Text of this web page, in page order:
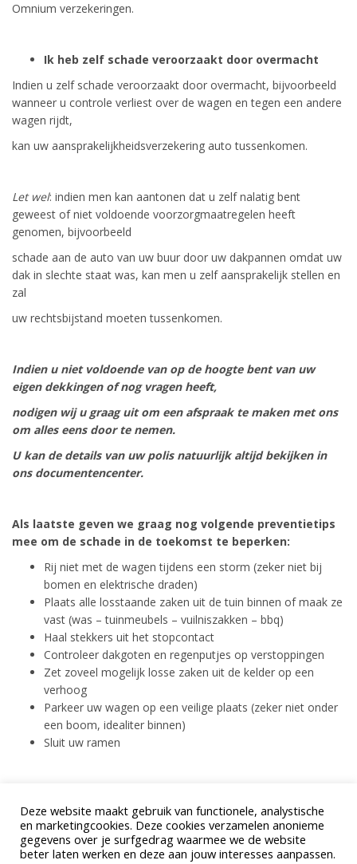
Omnium verzekeringen.
Ik heb zelf schade veroorzaakt door overmacht
Indien u zelf schade veroorzaakt door overmacht, bijvoorbeeld
wanneer u controle verliest over de wagen en tegen een andere
wagen rijdt,
kan uw aansprakelijkheidsverzekering auto tussenkomen.
Let wel: indien men kan aantonen dat u zelf nalatig bent
geweest of niet voldoende voorzorgmaatregelen heeft
genomen, bijvoorbeeld
schade aan de auto van uw buur door uw dakpannen omdat uw
dak in slechte staat was, kan men u zelf aansprakelijk stellen en
zal
uw rechtsbijstand moeten tussenkomen.
Indien u niet voldoende van op de hoogte bent van uw
eigen dekkingen of nog vragen heeft,
nodigen wij u graag uit om een afspraak te maken met ons
om alles eens door te nemen.
U kan de details van uw polis natuurlijk altijd bekijken in
ons documentencenter.
Als laatste geven we graag nog volgende preventietips
mee om de schade in de toekomst te beperken:
Rij niet met de wagen tijdens een storm (zeker niet bij
bomen en elektrische draden)
Plaats alle losstaande zaken uit de tuin binnen of maak ze
vast (was – tuinmeubels – vuilniszakken – bbq)
Haal stekkers uit het stopcontact
Controleer dakgoten en regenputjes op verstoppingen
Zet zoveel mogelijk losse zaken uit de kelder op een
verhoog
Parkeer uw wagen op een veilige plaats (zeker niet onder
een boom, idealiter binnen)
Sluit uw ramen
Steeds tot uw dienst
Deze website maakt gebruik van functionele, analystische
en marketingcookies. Deze cookies verzamelen anonieme
gegevens over je surfgedrag waarmee we de website
beter laten werken en deze aan jouw interesses aanpassen.